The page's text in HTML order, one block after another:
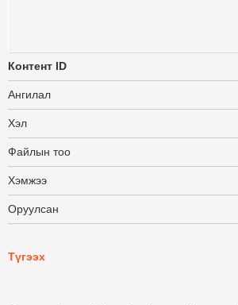
Контент ID
Ангилал
Хэл
Файлын тоо
Хэмжээ
Оруулсан
Түгээх